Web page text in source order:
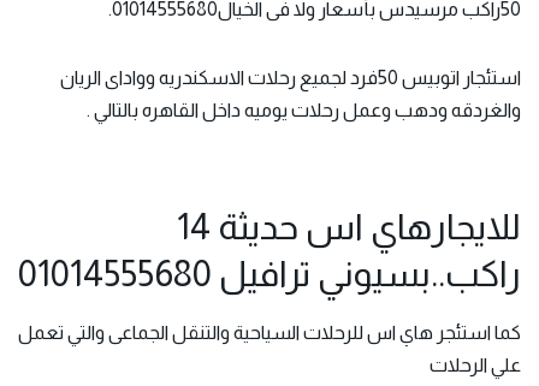
50راكب مرسيدس بأسعار ولا فى الخيال01014555680.
استئجار اتوبيس 50فرد لجميع رحلات الاسكندريه وواداى الريان
والغردقه ودهب وعمل رحلات يوميه داخل القاهره بالتالي .
للايجارهاي اس حديثة 14
راكب..بسيوني ترافيل 01014555680
كما استئجر هاي اس للرحلات السياحية والتنقل الجماعى والتي تعمل
علي الرحلات